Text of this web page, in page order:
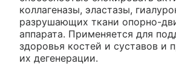
коллагеназы, эластазы,
разрушающих ткани опорно-
аппарата. Применяется для
здоровья костей и суставов и
их дегенерации.